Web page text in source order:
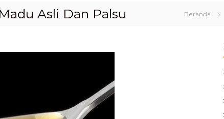
Asli Dan Palsu Beranda